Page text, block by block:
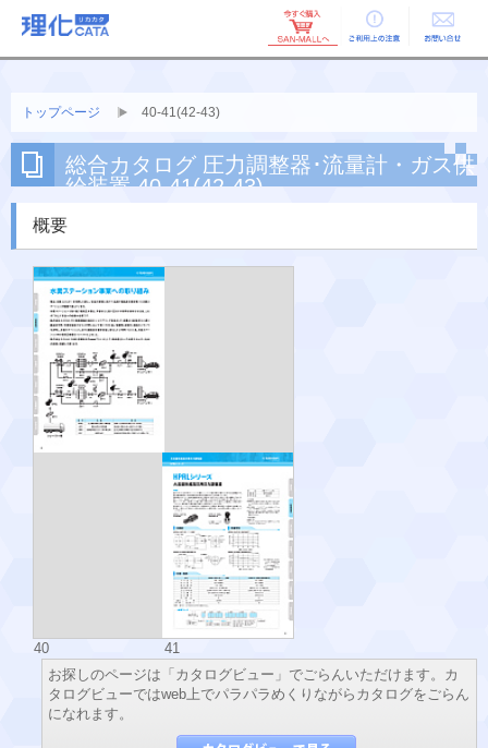
ご利用上の お問い合せ
トップページ 40-41(42-43)
総合カタログ 圧力調整器･流量計・ガス供
給装置 40-41(42-43)
概要
40
41
お探しのページは「カタログビュー」でごらんいただけます。カ
タログビューではweb上でパラパラめくりながらカタログをごらん
になれます。